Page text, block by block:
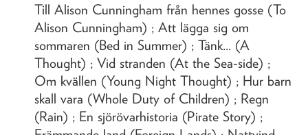
Till Alison Cunningham från hennes gosse (To
Alison Cunningham) ; Att lägga sig om
sommaren (Bed in Summer) ; Tänk... (A
Thought) ; Vid stranden (At the Sea-side) ;
Om kvällen (Young Night Thought) ; Hur barn
skall vara (Whole Duty of Children) ; Regn
(Rain) ; En sjörövarhistoria (Pirate Story) ;